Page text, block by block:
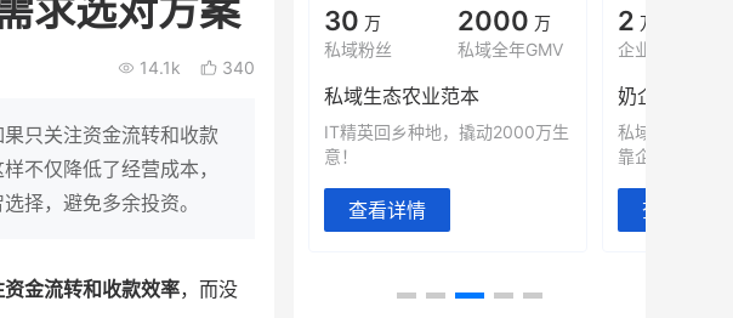
求选对方案
14.1k 340
只关注资金流转和收款
不仅降低了经营成本，
择，避免多余投资。
金流转和收款效率，而没
200 万
200 %
这家女装连锁如何借有赞破局新
零售？
查看详情
30 万
私域粉丝
2000 万
私域全年GMV
私域生态农业范本
IT精英回乡种地，撬动2000万生
意！
查看详情
2 万人
奶企靠企业
私域样本打法
靠企业微信实
查看详情